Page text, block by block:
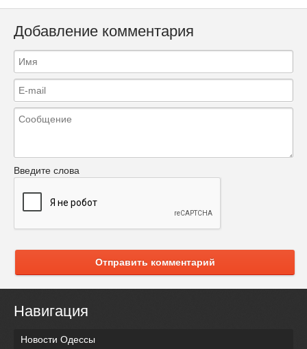
Добавление комментария
Введите слова
Отправить комментарий
Навигация
Новости Одессы